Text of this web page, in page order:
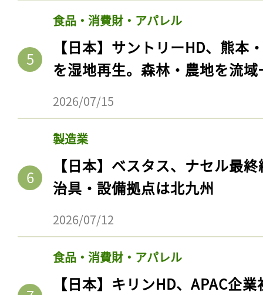
食品・消費財・アパレル
【日本】サントリーHD、熊本
を湿地再生。森林・農地を流
2026/07/15
製造業
【日本】ベスタス、ナセル最
治具・設備拠点は北九州
2026/07/12
食品・消費財・アパレル
【日本】キリンHD、APAC企